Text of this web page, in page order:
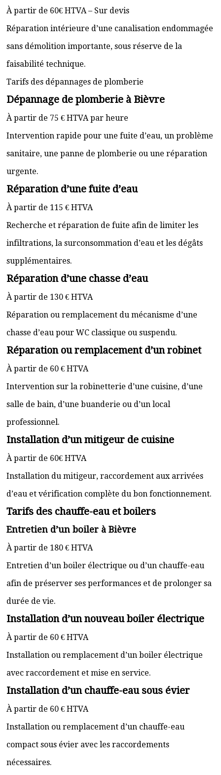
À partir de 60€ HTVA – Sur devis
Réparation intérieure d’une canalisation endommagée
sans démolition importante, sous réserve de la
faisabilité technique.
Tarifs des dépannages de plomberie
Dépannage de plomberie à Bièvre
À partir de 75 € HTVA par heure
Intervention rapide pour une fuite d’eau, un problème
sanitaire, une panne de plomberie ou une réparation
urgente.
Réparation d’une fuite d’eau
À partir de 115 € HTVA
Recherche et réparation de fuite afin de limiter les
infiltrations, la surconsommation d’eau et les dégâts
supplémentaires.
Réparation d’une chasse d’eau
À partir de 130 € HTVA
Réparation ou remplacement du mécanisme d’une
chasse d’eau pour WC classique ou suspendu.
Réparation ou remplacement d’un robinet
À partir de 60 € HTVA
Intervention sur la robinetterie d’une cuisine, d’une
salle de bain, d’une buanderie ou d’un local
professionnel.
Installation d’un mitigeur de cuisine
À partir de 60€ HTVA
Installation du mitigeur, raccordement aux arrivées
d’eau et vérification complète du bon fonctionnement.
Tarifs des chauffe-eau et boilers
Entretien d’un boiler à Bièvre
À partir de 180 € HTVA
Entretien d’un boiler électrique ou d’un chauffe-eau
afin de préserver ses performances et de prolonger sa
durée de vie.
Installation d’un nouveau boiler électrique
À partir de 60 € HTVA
Installation ou remplacement d’un boiler électrique
avec raccordement et mise en service.
Installation d’un chauffe-eau sous évier
À partir de 60 € HTVA
Installation ou remplacement d’un chauffe-eau
compact sous évier avec les raccordements
nécessaires.